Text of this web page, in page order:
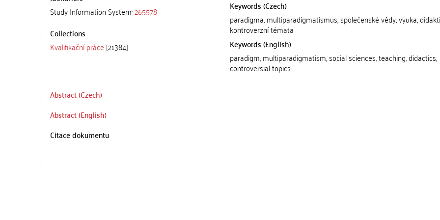
Study Information System:265578
Collections
Kvalifikační práce [21384]
Keywords (Czech)
paradigma, multiparadigmatismus, společenské vědy, výuka,
kontroverzní témata
Keywords (English)
paradigm, multiparadigmatism, social sciences, teaching, didactics,
controversial topics
Abstract (Czech)
Abstract (English)
Citace dokumentu